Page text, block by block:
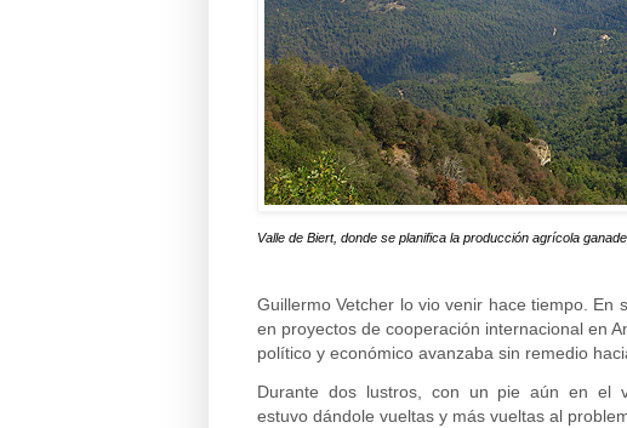
Valle de Biert, donde se planifica la producción agrícola
Guillermo Vetcher lo vio venir hace tiempo.
en proyectos de cooperación internacional en
político y económico avanzaba sin remedio
Durante dos lustros, con un pie aún en el
estuvo dándole vueltas y más vueltas al